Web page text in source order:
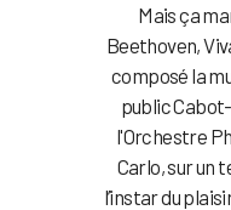
Mais ça
Beethoven,
composé la
public
l'Orchestre
Carlo, sur un
l’instar du